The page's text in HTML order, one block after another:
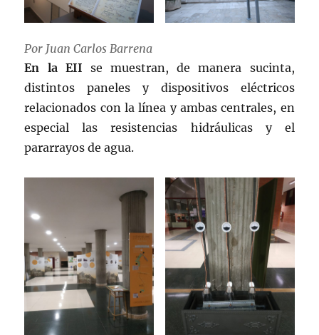
Por Juan Carlos Barrena
En la EII se muestran, de manera sucinta,
distintos paneles y dispositivos eléctricos
relacionados con la línea y ambas centrales, en
especial las resistencias hidráulicas y el
pararrayos de agua.